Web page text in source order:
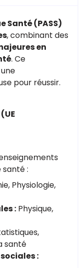
Santé (PASS)
, combinant des
en
. Ce
pour réussir.
:
Physiologie,
: Physique,
santé
: